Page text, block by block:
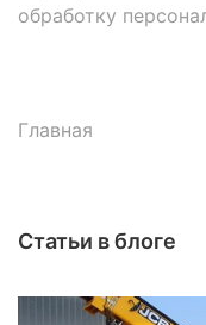
обработку
Главная
Статьи в блоге